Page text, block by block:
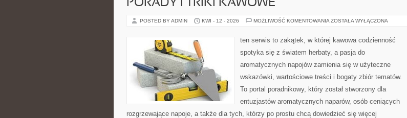
PORADY I TRIKI KAWOWE
POSTED BY ADMIN KWI - 12 - 2026 MOŻLIWOŚĆ KOMENTOWANIA PORADY
KAWOWE
ZOSTAŁA WYŁĄCZONA
ten serwis to zakątek, w której kawowa codzienność
spotyka się z światem herbaty, a pasja do
aromatycznych napojów zamienia się w użyteczne
wskazówki, wartościowe treści i bogaty zbiór tematów.
To portal poradnikowy, który został stworzony dla
entuzjastów aromatycznych naparów, osób ceniących
rozgrzewające napoje, a także dla tych, którzy po prostu chcą dowiedzieć się więcej